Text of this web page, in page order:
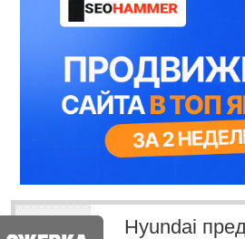
Hyundai